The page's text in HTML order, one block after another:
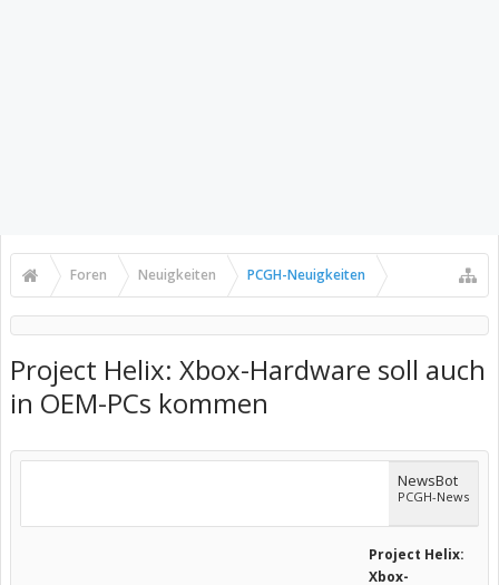
Foren Neuigkeiten PCGH-Neuigkeiten
Project Helix: Xbox-Hardware soll auch
in OEM-PCs kommen
NewsBot
PCGH-News
Project Helix:
Xbox-